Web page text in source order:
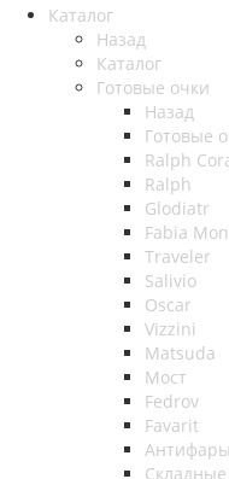
Каталог
Назад
Каталог
Готовые очки
Назад
Готовые
Ralph
Ralph
Glodiatr
Fabia
Traveler
Salivio
Oscar
Vizzini
Matsuda
Мост
Fedrov
Favarit